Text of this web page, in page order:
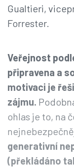
Gualtieri,
Forrester.
Veřejnost
připravena a
motivaci je
zájmu.
ohlas je to, na
generativní
(překládáno